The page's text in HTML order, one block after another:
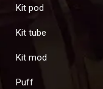
Kit pod
Kit tube
Kit mod
Puff